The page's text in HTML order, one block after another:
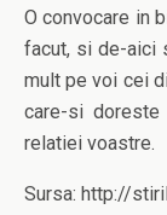
O convocare in
facut, si de-aici
mult pe voi cei
care-si
relatiei voastre.
Sursa: http://